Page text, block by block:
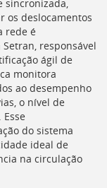
sincronizada,
os deslocamentos
rede é
responsável
ágil de
monitora
ao desempenho
o nível de
do sistema
ideal de
na circulação